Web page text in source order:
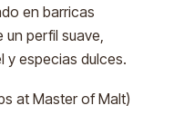
en barricas
perfil suave,
y especias dulces.
at Master of Malt)